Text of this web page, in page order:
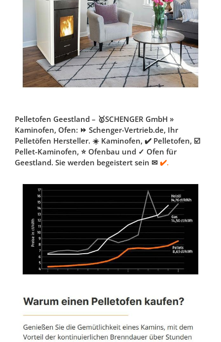
Pelletofen Geestland – 🥇SCHENGER GmbH »
Kaminofen, Ofen: ⏩ Schenger-Vertrieb.de, Ihr
Pelletöfen Hersteller. ☀️ Kaminofen, ✔️ Pelletofen, ☑️
Pellet-Kaminofen, ⭐ Ofenbau und ✓ Ofen für
Geestland. Sie werden begeistert sein ✉ ✔️.